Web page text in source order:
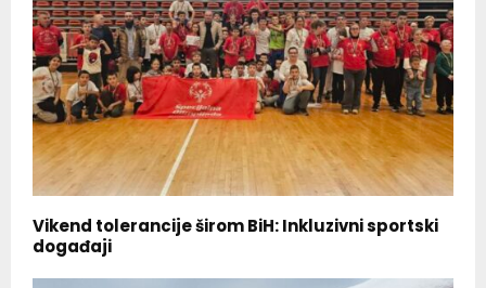
Vikend tolerancije širom BiH: Inkluzivni sportski
događaji